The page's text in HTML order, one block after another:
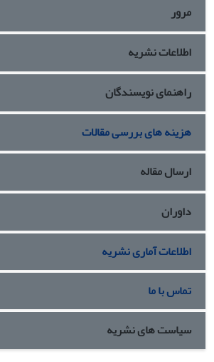
مرور
اطلاعات نشریه
راهنمای نویسندگان
هزینه های بررسی مقالات
ارسال مقاله
داوران
اطلاعات آماری نشریه
تماس با ما
سیاست های نشریه